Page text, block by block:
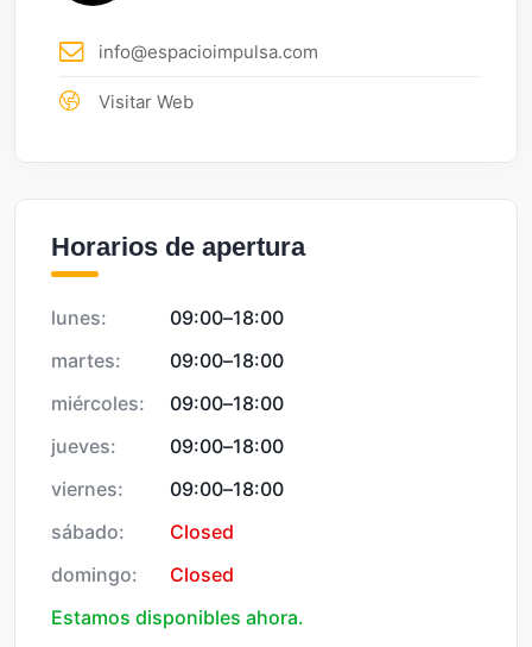
info@espacioimpulsa.com
Visitar Web
Horarios de apertura
lunes: 09:00–18:00
martes:
09:00–18:00
miércoles:
09:00–18:00
jueves:
09:00–18:00
viernes:
09:00–18:00
sábado:
Closed
domingo:
Closed
Estamos disponibles ahora.